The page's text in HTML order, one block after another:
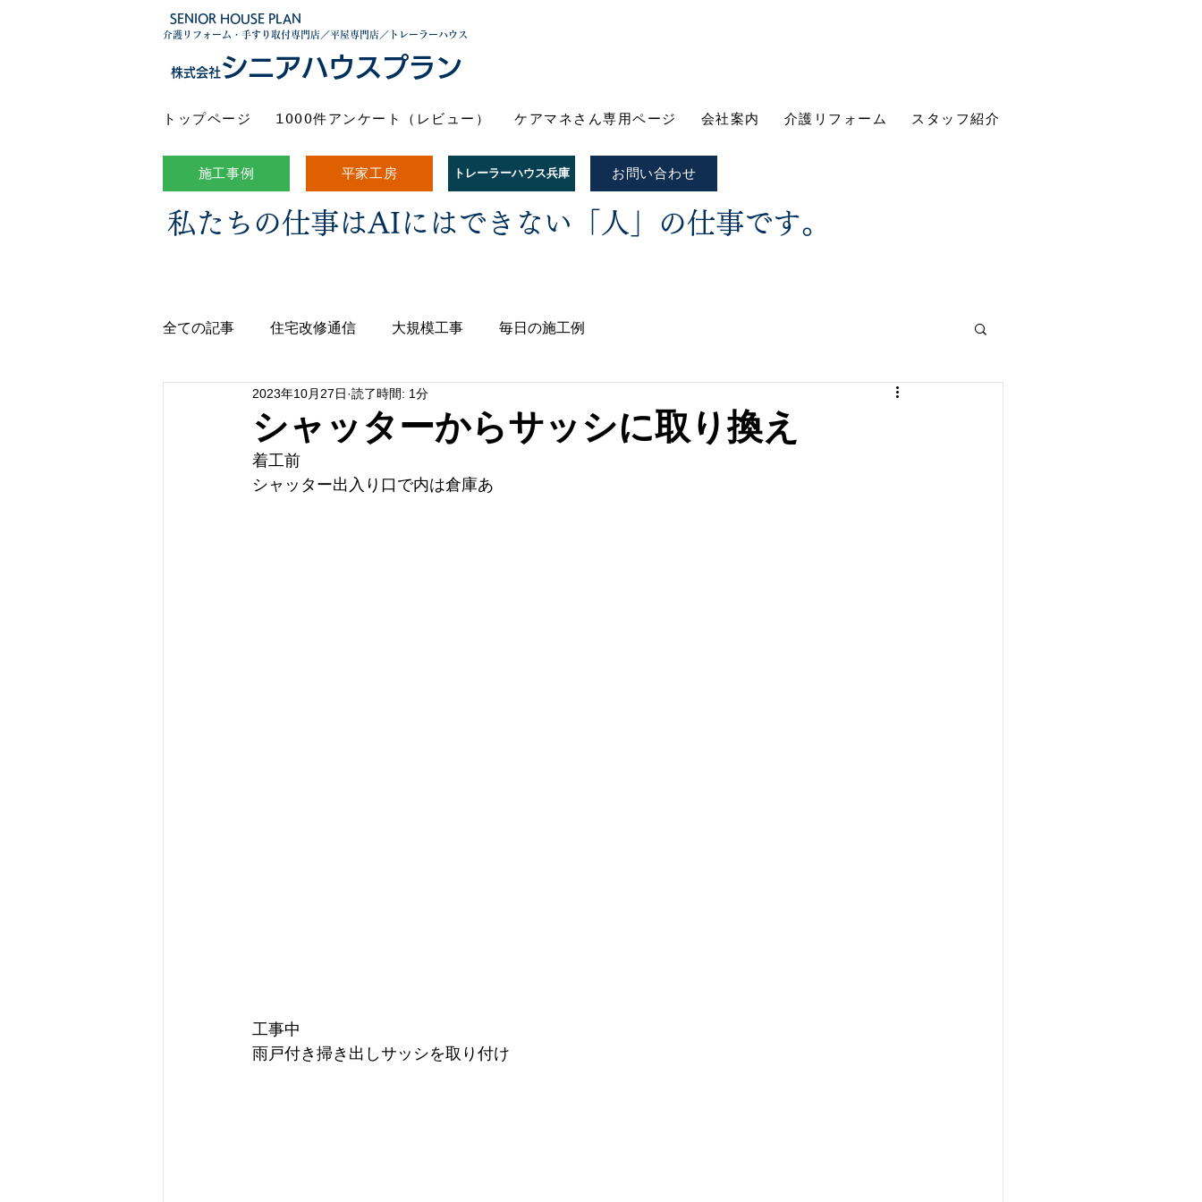
SENIOR HOUSE PLAN
介護リフォーム・手すり取付専門店／平屋専門店／トレーラーハウス
株式会社シニアハウスプラン
トップページ 1000件アンケート（レビュー） ケアマネさん専用ページ 会社案内 介護リフォーム スタッフ紹介
施工事例 平家工房 トレーラーハウス兵庫 お問い合わせ
私たちの仕事はAIにはできない「人」の仕事です。
全ての記事 住宅改修通信 大規模工事 毎日の施工例
シャッターからサッシに取り換え
2023年10月27日 読了時間: 1分
着工前
シャッター出入り口で内は倉庫あ
工事中
雨戸付き掃き出しサッシを取り付け